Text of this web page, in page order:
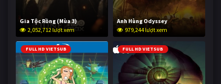
Gia Tộc Rồng (Mùa 3)
2,052,712 lượt xem
Anh Hùng Odyssey
979,244 lượt xem
FULL HD VIETSUB FULL HD VIETSUB